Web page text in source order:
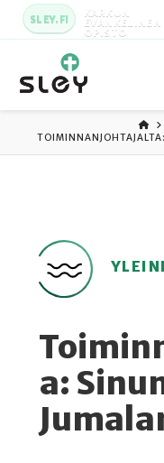
SLEY.FI KARKUN
EVANKELINEN
OPISTO
a: